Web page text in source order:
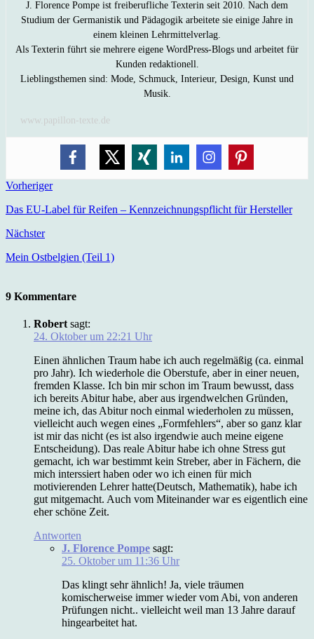
J. Florence Pompe ist freiberufliche Texterin seit 2010. Nach dem
Studium der Germanistik und Pädagogik arbeitete sie einige Jahre in
einem kleinen Lehrmittelverlag.
Als Texterin führt sie mehrere eigene WordPress-Blogs und arbeitet für
Kunden redaktionell.
Lieblingsthemen sind: Mode, Schmuck, Interieur, Design, Kunst und
Musik.
www.papillon-texte.de
Vorheriger
Das EU-Label für Reifen – Kennzeichnungspflicht für Hersteller
Nächster
Mein Ostbelgien (Teil 1)
9 Kommentare
Robert sagt:
24. Oktober um 22:21 Uhr
Einen ähnlichen Traum habe ich auch regelmäßig (ca. einmal
pro Jahr). Ich wiederhole die Oberstufe, aber in einer neuen,
fremden Klasse. Ich bin mir schon im Traum bewusst, dass
ich bereits Abitur habe, aber aus irgendwelchen Gründen,
meine ich, das Abitur noch einmal wiederholen zu müssen,
vielleicht auch wegen eines „Formfehlers“, aber so ganz klar
ist mir das nicht (es ist also irgendwie auch meine eigene
Entscheidung). Das reale Abitur habe ich ohne Stress gut
gemacht, ich war bestimmt kein Streber, aber in Fächern, die
mich interssiert haben oder wo ich einen für mich
motivierenden Lehrer hatte(Deutsch, Mathematik), habe ich
gut mitgemacht. Auch vom Miteinander war es eigentlich eine
eher schöne Zeit.
Antworten
J. Florence Pompe sagt:
25. Oktober um 11:36 Uhr
Das klingt sehr ähnlich! Ja, viele träumen
komischerweise immer wieder vom Abi, von anderen
Prüfungen nicht.. vielleicht weil man 13 Jahre darauf
hingearbeitet hat.